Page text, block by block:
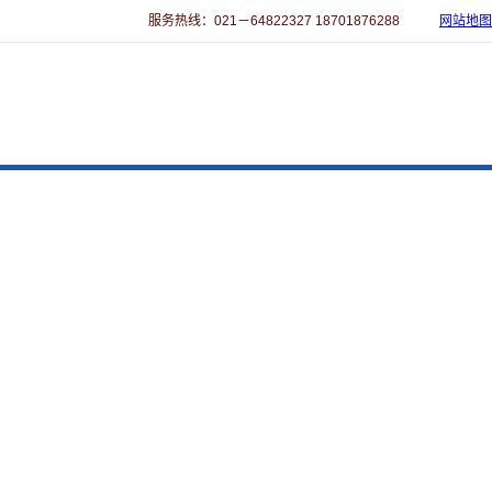
服务热线：021－64822327 18701876288 网站地图